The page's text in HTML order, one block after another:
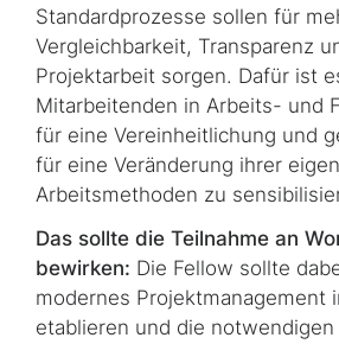
Standardprozesse sollen für
Vergleichbarkeit, Transparenz
Projektarbeit sorgen. Dafür ist
Mitarbeitenden in Arbeits- und
für eine Vereinheitlichung und
für eine Veränderung ihrer
Arbeitsmethoden zu
Das sollte die Teilnahme an
bewirken: Die Fellow sollte
modernes Projektmanagement
etablieren und die notwendigen